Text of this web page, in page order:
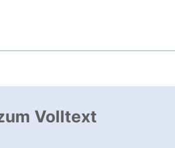
Volltext